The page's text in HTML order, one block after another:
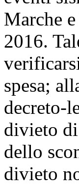
Marche
2016.
spesa;
decreto-
divieto
dello
divieto